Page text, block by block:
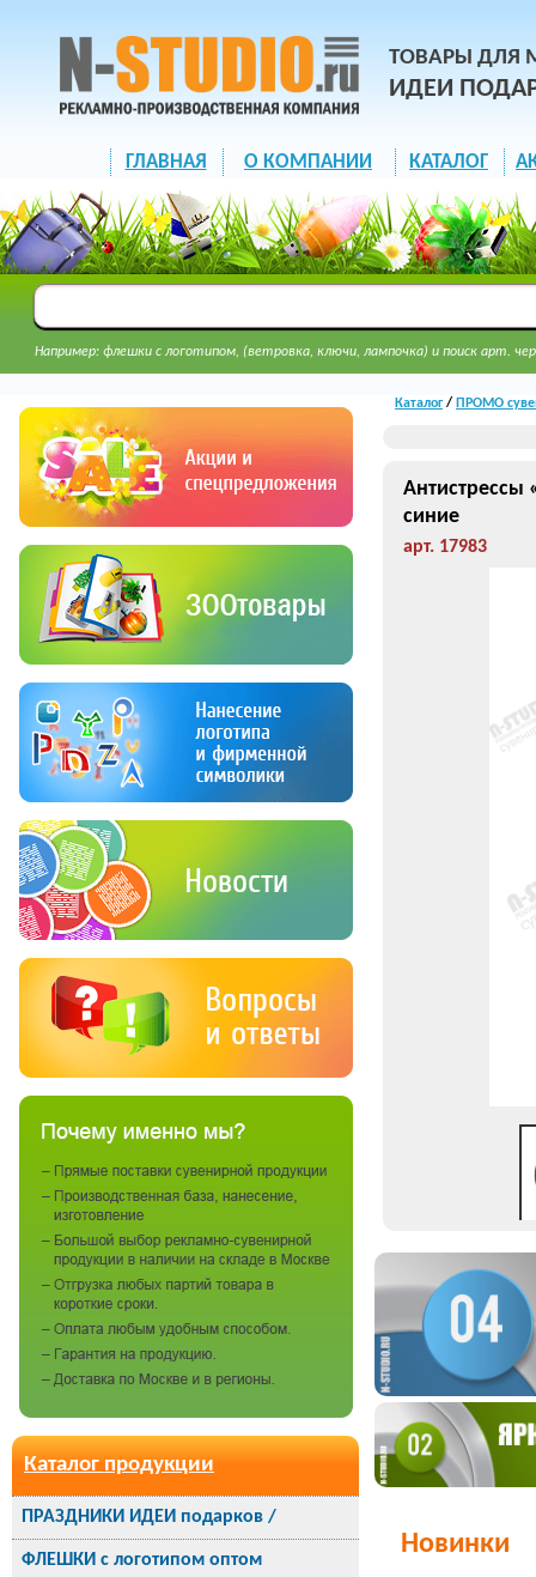
ТОВАРЫ ДЛЯ
ИДЕИ
ГЛАВНАЯ О КОМПАНИИ КАТАЛОГ
Например: флешки с логотипом, (ветровка, ключи, лампочка) и поиск арт.
Каталог продукции
ПРАЗДНИКИ ИДЕИ подарков /
ФЛЕШКИ с логотипом оптом
Каталог/ ПРОМО
синие
арт. 17983
Новинки